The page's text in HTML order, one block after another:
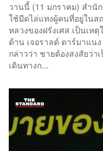
วานนี้ (11 มกราคม) สำนั
ใช้มีดไล่แทงผู้คนที่อยู่ในส
หลวงของฝรั่งเศส เป็นเห
ด้าน เจอราลด์ ดาร์มาแน
กล่าวว่า ชายต้องสงสัยว่า
เดินทางก...